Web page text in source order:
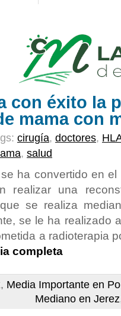
con éxito la
mama con
cirugía, doctores,
, salud
ha convertido en
realizar una
se realiza
se le ha realizado
a radioterapia
completa
, Media Importante en
Mediano en Jerez